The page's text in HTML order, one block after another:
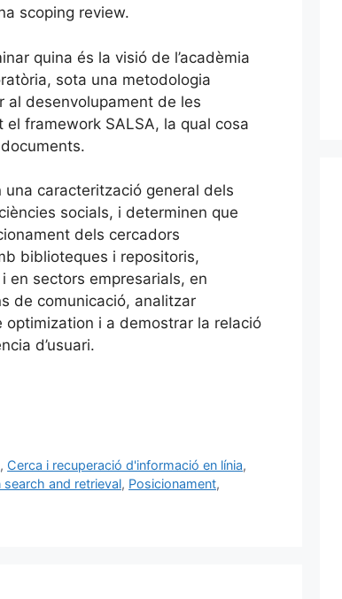
scoping review.
quina és la visió de l’acadèmia
sota una metodologia
al desenvolupament de les
framework SALSA, la qual cosa
una caracterització general dels
socials, i determinen que
dels cercadors
biblioteques i repositoris,
en sectors empresarials, en
de comunicació, analitzar
optimization i a demostrar la relació
d’usuari.
, Cerca i recuperació d'informació en línia,
search and retrieval, Posicionament,